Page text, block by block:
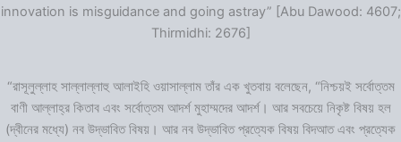
innovation is misguidance and going astray” [Abu Dawood: 4607;
Thirmidhi: 2676]
“রাসূলুল্লাহ সাল্লাল্লাহু আলাইহি ওয়াসাল্লাম তাঁর এক খুতবায় বলেছেন, “নিশ্চয়ই সর্বোত্তম
বাণী আল্লাহ্‌র কিতাব এবং সর্বোত্তম আদর্শ মুহাম্মদের আদর্শ। আর সবচেয়ে নিকৃষ্ট বিষয় হল
(দ্বীনের মধ্যে) নব উদ্ভাবিত বিষয়। আর নব উদ্ভাবিত প্রত্যেক বিষয় বিদআত এবং প্রত্যেক